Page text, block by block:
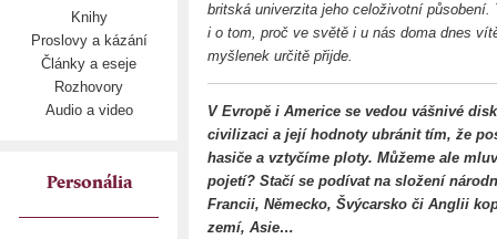
Knihy
Proslovy a kázání
Články a eseje
Rozhovory
Audio a video
Personália
britská univerzita jeho celoživotní
i o tom, proč ve světě i u nás doma dnes
myšlenek určitě přijde.
V Evropě i Americe se vedou vášnivé
civilizaci a její hodnoty ubránit tím, že
hasiče a vztyčíme ploty. Můžeme ale
pojetí? Stačí se podívat na složení
Francii, Německo, Švýcarsko či Anglii
zemí, Asie…